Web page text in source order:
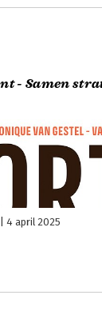
- Samen
4 april 2025